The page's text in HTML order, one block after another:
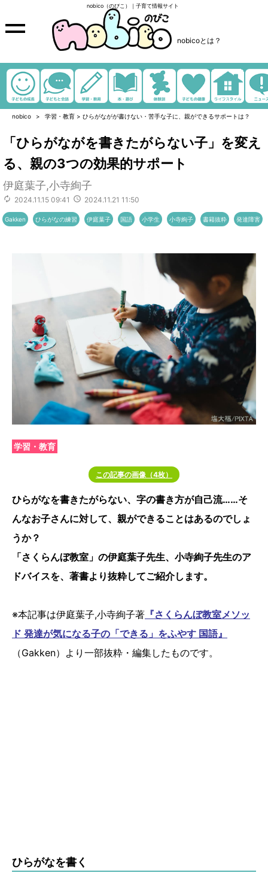
nobico（のびこ）｜子育て情報サイト
nobicoとは？
nobico 学習・教育 > ひらがながが書けない・苦手な子に、親ができるサポートは？
「ひらがながを書きたがらない子」を変え
る、親の3つの効果的サポート
伊庭葉子,小寺絢子
2024.11.15 09:41 2024.11.21 11:50
Gakken ひらがなの練習 伊庭葉子 国語 小学生 小寺絢子 書籍抜粋 発達障害
学習・教育
この記事の画像（4枚）
ひらがなを書きたがらない、字の書き方が自己流……そ
んなお子さんに対して、親ができることはあるのでしょ
うか？
「さくらんぼ教室」の伊庭葉子先生、小寺絢子先生のア
ドバイスを、著書より抜粋してご紹介します。
※本記事は伊庭葉子,小寺絢子著 『さくらんぼ教室メソッ
ド 発達が気になる子の「できる」をふやす 国語』
（Gakken）より一部抜粋・編集したものです。
ひらがなを書く